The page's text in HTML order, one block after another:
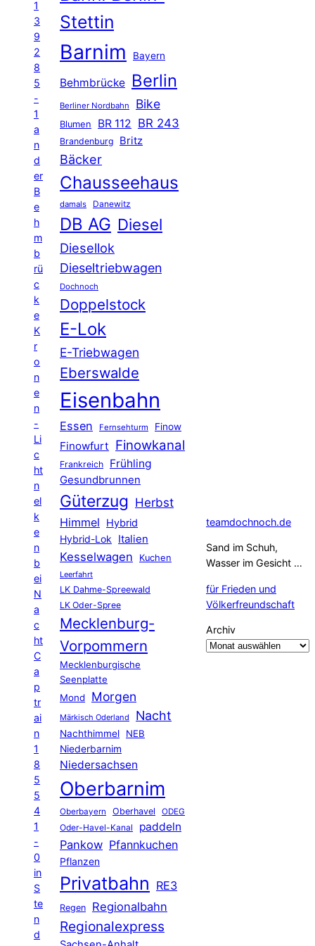
1
3
9
2
8
5
-
1
a
n
d
er
B
e
h
m
b
rü
c
k
e
K
r
o
n
e
n
-
Li
c
ht
n
el
k
e
n
b
ei
N
a
c
ht
C
a
p
tr
ai
n
1
8
5
5
4
1
-
0
in
S
te
n
d
Stettin
Barnim Bayern
Behmbrücke Berlin
Berliner Nordbahn Bike
Blumen BR 112 BR 243
Brandenburg Britz
Bäcker
Chausseehaus
damals Danewitz
DB AG Diesel
Diesellok
Dieseltriebwagen
Dochnoch
Doppelstock
E-Lok
E-Triebwagen
Eberswalde
Eisenbahn
Essen Fernsehturm Finow
Finowfurt Finowkanal
Frankreich Frühling
Gesundbrunnen
Güterzug Herbst
Himmel
Hybrid
Hybrid-Lok Italien
Kesselwagen Kuchen
Leerfahrt
LK Dahme-Spreewald
LK Oder-Spree
Mecklenburg-
Vorpommern
Mecklenburgische
Seenplatte
Mond
Morgen
Märkisch Oderland Nacht
Nachthimmel
NEB
Niederbarnim
Niedersachsen
Oberbarnim
Oberbayern Oberhavel ODEG
Oder-Havel-Kanal paddeln
Pankow Pfannkuchen
Pflanzen
Privatbahn RE3
Regen Regionalbahn
Regionalexpress
teamdochnoch.de
Sand im Schuh,
Wasser im Gesicht …
für Frieden und
Völkerfreundschaft
Archiv